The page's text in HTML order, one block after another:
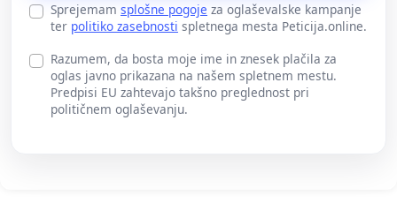
Sprejemam splošne pogoje za oglaševalske kampanje
ter politiko zasebnosti spletnega mesta Peticija.online.
Razumem, da bosta moje ime in znesek plačila za
oglas javno prikazana na našem spletnem mestu.
Predpisi EU zahtevajo takšno preglednost pri
političnem oglaševanju.